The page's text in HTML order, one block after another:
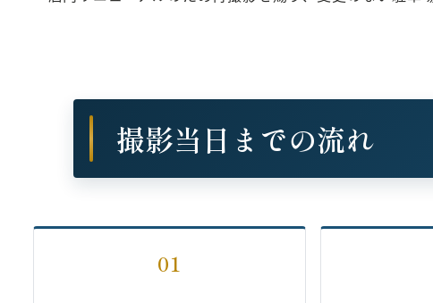
撮影当日までの流れ
01